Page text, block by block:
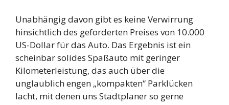
Unabhängig davon gibt es keine Verwirrung
hinsichtlich des geforderten Preises von 10.000
US-Dollar für das Auto. Das Ergebnis ist ein
scheinbar solides Spaßauto mit geringer
Kilometerleistung, das auch über die
unglaublich engen „kompakten“ Parklücken
lacht, mit denen uns Stadtplaner so gerne